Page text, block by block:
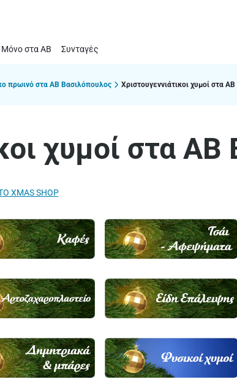
Μόνο στα ΑΒ Συνταγές
πρωινό στα ΑΒ Βασιλόπουλος Χριστουγεννιάτικοι χυμοί στα
χυμοί στα
XMAS SHOP